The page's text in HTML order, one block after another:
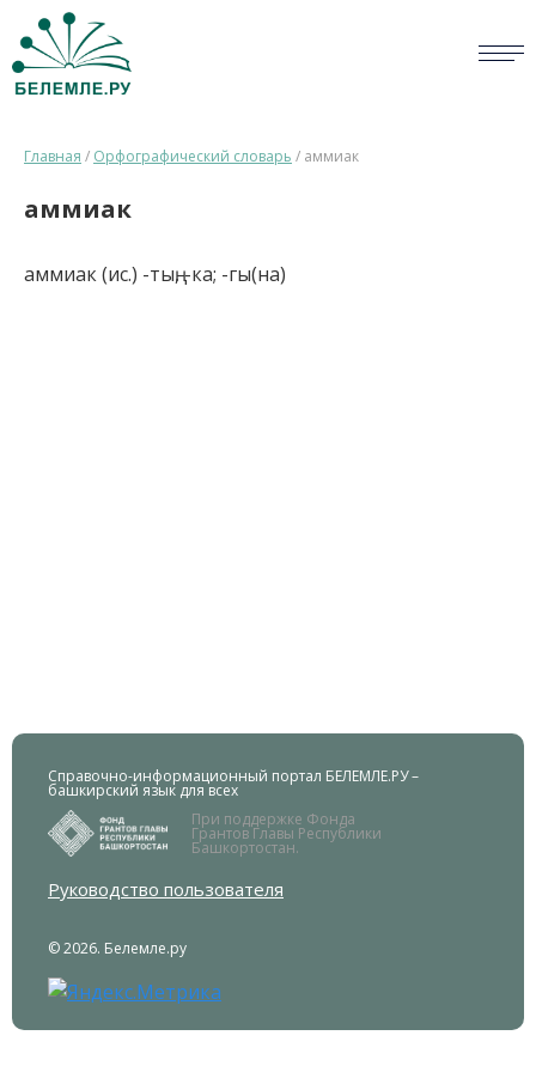
ОПРОС
СПРАВКА
Главная / Орфографический словарь / аммиак
аммиак
аммиак (ис.) -тың, -ка; -гы(на)
Справочно-информационный портал БЕЛЕМЛЕ.РУ –
башкирский язык для всех
При поддержке Фонда
Грантов Главы Республики
Башкортостан.
Руководство пользователя
© 2026. Белемле.ру